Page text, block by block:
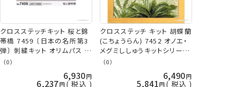
クロスステッチキット 桜と錦
帯橋 7459 〔日本の名所第3
弾〕 刺繍キット オリムパス 手
芸の山久
（0）
6,930
6,237 税込
クロスステッチ キット 胡蝶蘭
(こちょうらん) 7452 オノエ・
メグミししゅうキットシリーズ
刺繍キット オリムパス 手芸
（0）
6,490
5,841 税込